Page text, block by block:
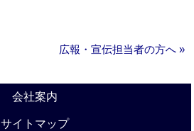
広報・宣伝担当者の方へ »
会社案内
サイトマップ